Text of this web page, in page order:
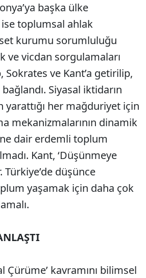
başka ülke
toplumsal ahlak
kurumu sorumluluğu
ve vicdan sorgulamaları
Sokrates ve Kant’a getirilip,
Siyasal iktidarın
her mağduriyet için
mekanizmalarının dinamik
dair erdemli toplum
Kant, ‘Düşünmeye
Türkiye’de düşünce
yaşamak için daha çok
Çürüme’ kavramını bilimsel